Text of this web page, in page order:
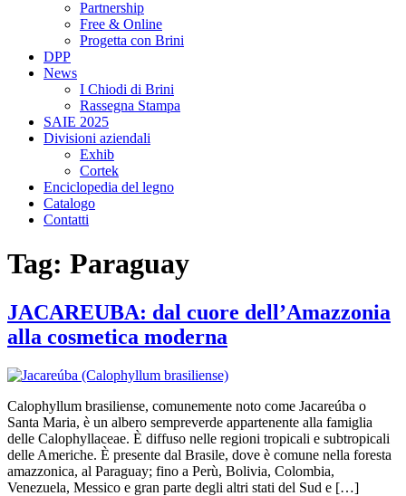
Partnership
Free & Online
Progetta con Brini
DPP
News
I Chiodi di Brini
Rassegna Stampa
SAIE 2025
Divisioni aziendali
Exhib
Cortek
Enciclopedia del legno
Catalogo
Contatti
Tag: Paraguay
JACAREUBA: dal cuore dell’Amazzonia
alla cosmetica moderna
Calophyllum brasiliense, comunemente noto come Jacareúba o
Santa Maria, è un albero sempreverde appartenente alla famiglia
delle Calophyllaceae. È diffuso nelle regioni tropicali e subtropicali
delle Americhe. È presente dal Brasile, dove è comune nella foresta
amazzonica, al Paraguay; fino a Perù, Bolivia, Colombia,
Venezuela, Messico e gran parte degli altri stati del Sud e […]